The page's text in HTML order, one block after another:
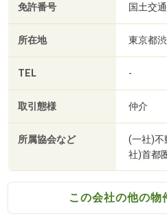
免許番号 国土交
所在地 東京都
TEL -
取引態様 仲介
所属協会など
(一社)不
社)首都
この会社の他の物